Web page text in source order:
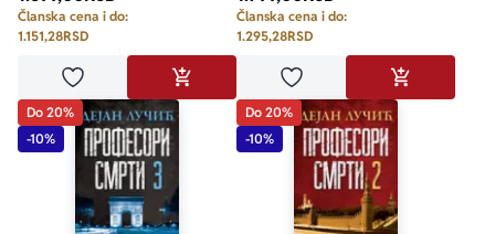
Članska cena i do:
1.151,28RSD
Dodaj u omiljeneDODAJ U KORPU
Članska cena i do:
1.295,28RSD
Dodaj u omiljeneDODAJ U
Do 20%
-10%
Do 20%
-10%